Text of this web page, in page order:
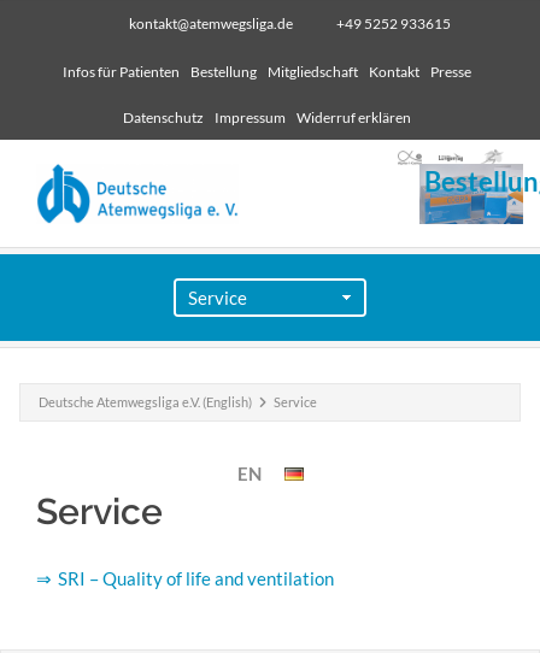
kontakt@atemwegsliga.de +49 5252 933615
Infos für Patienten Bestellung Mitgliedschaft Kontakt Presse
Datenschutz Impressum Widerruf erklären
Deutsche Atemwegsliga e.V. (English) Service
EN
Service
SRI – Quality of life and ventilation